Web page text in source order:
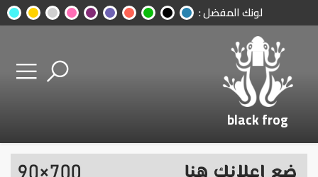
لونك المفضل :
black frog